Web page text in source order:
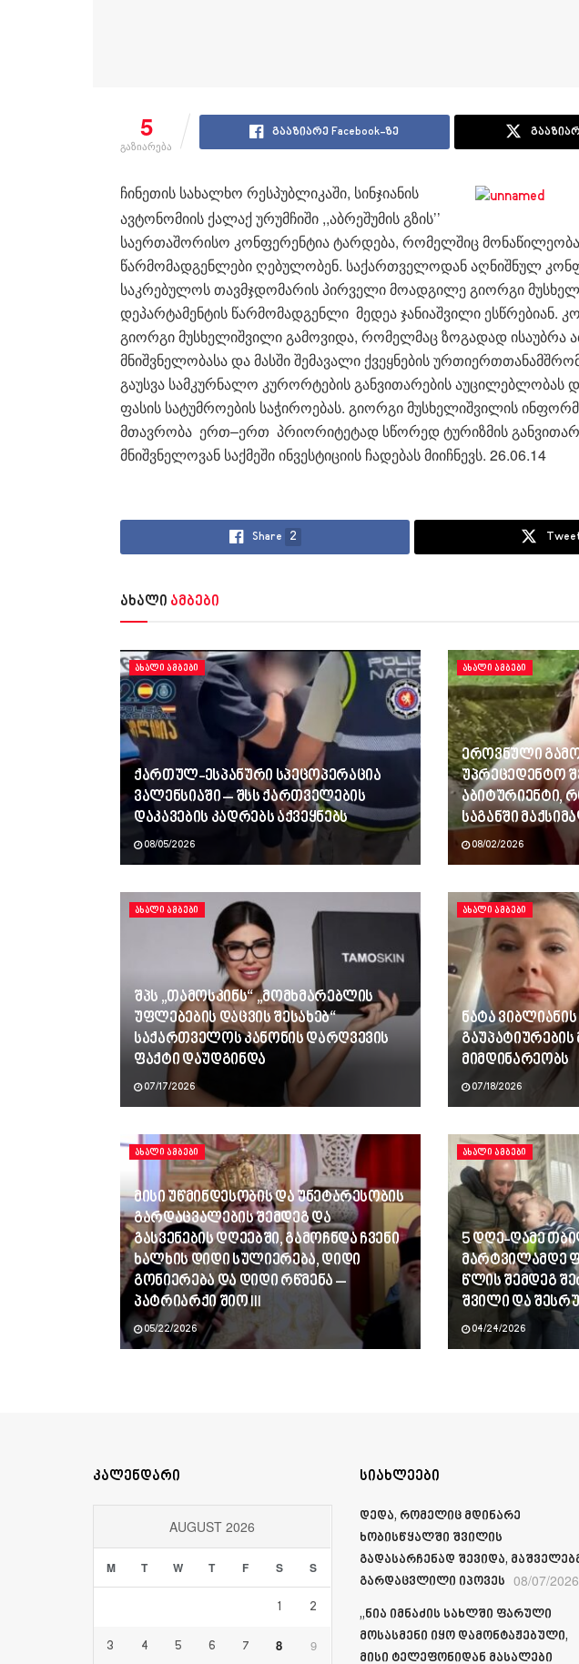
5
გაზიარება
გააზიარე Facebook-ზე
ჩინეთის სახალხო რესპუბლიკაში, სინჯიანის
ავტონომიის ქალაქ ურუმჩიში ,,აბრეშუმის გზის’’
საერთაშორისო კონფერენტია ტარდება, რომელშიც
წარმომადგენლები ღებულობენ. საქართველოდან აღნიშნულ
საკრებულოს თავმჯდომარის პირველი მოადგილე გიორგი
დეპარტამენტის წარმომადგენლი მედეა ჯანიაშვილი ესწრებიან.
გიორგი მუსხელიშვილი გამოვიდა, რომელმაც ზოგადად ისაუბრა
მნიშვნელობასა და მასში შემავალი ქვეყნების
გაუსვა სამკურნალო კურორტების განვითარების აუცილებლობას
ფასის სატუმროების საჭიროებას. გიორგი მუსხელიშვილის
მთავრობა ერთ–ერთ პრიორიტეტად სწორედ ტურიზმის
მნიშვნელოვან საქმეში ინვესტიციის ჩადებას მიიჩნევს. 26.06.14
Share 2
ახალი ამბები
ᲐᲮᲐᲚᲘ ᲐᲛᲑᲔᲑᲘ
ქართულ-ესპანური სპეცოპერაცია
ვალენსიაში – შსს ქართველების
დაკავების კადრებს აქვეყნებს
08/05/2026
ᲐᲮᲐᲚᲘ ᲐᲛᲑᲔᲑᲘ
ეროვნული
უპრეცედენტო
აბიტურიენტი,
საგანში
08/02/2026
ᲐᲮᲐᲚᲘ ᲐᲛᲑᲔᲑᲘ
შპს „თამოსკინს“ „მომხმარებლის
უფლებების დაცვის შესახებ“
საქართველოს კანონის დარღვევის
ფაქტი დაუდგინდა
07/17/2026
ᲐᲮᲐᲚᲘ ᲐᲛᲑᲔᲑᲘ
ნატა ვიბლიანის
მიმდინარეობს
07/18/2026
ᲐᲮᲐᲚᲘ ᲐᲛᲑᲔᲑᲘ
მისი უწმინდესობის და უნეტარესობის
გარდაცვალების შემდეგ და
გასვენების დღეებში, გამოჩნდა ჩვენი
ხალხის დიდი სულიერება, დიდი
გონიერება და დიდი რწმენა –
პატრიარქი შიო III
05/22/2026
ᲐᲮᲐᲚᲘ ᲐᲛᲑᲔᲑᲘ
5 დღე-ღამე
მარტვილამდე
წლის შემდეგ
შვილი და
04/24/2026
კალენდარი
AUGUST 2026
M T W T F S S
1 2
3 4 5 6 7 8 9
სიახლეები
დედა, რომელიც მდინარე
ხობისწყალში შვილის
გადასარჩენად შევიდა,
გარდაცვლილი იპოვეს 08/07/2026
„ნია იმნაძის სახლში ფარული
მოსასმენი იყო დამონტაჟებული,
მისი ტელეფონიდან მასალები